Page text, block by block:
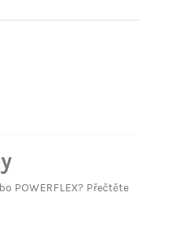
POWERFLEX? Přečtěte